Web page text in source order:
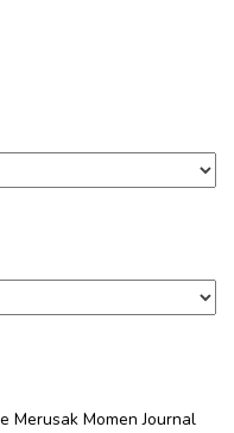
Merusak Momen Journal